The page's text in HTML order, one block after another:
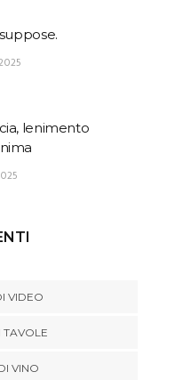
lenimento
VIDEO
TAVOLE
VINO